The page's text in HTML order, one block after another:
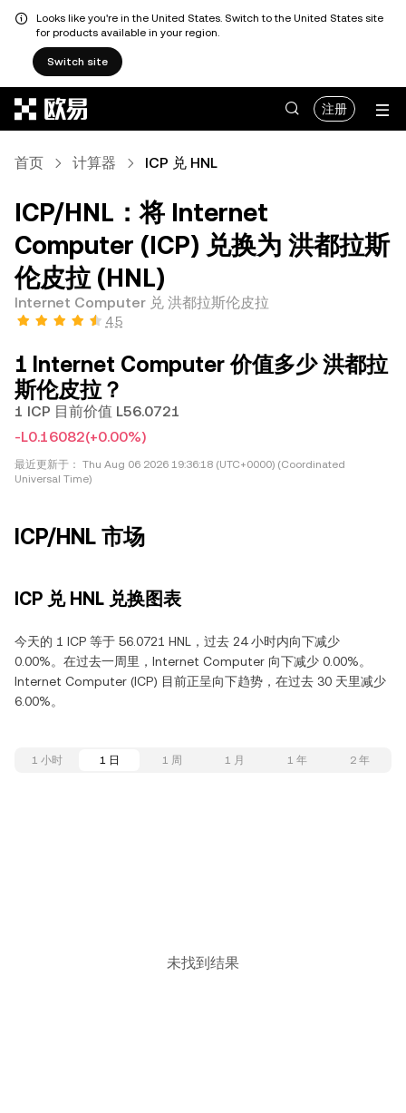
Looks like you're in the United States. Switch to the United States site
for products available in your region.
Switch site
注册
首页 计算器 ICP 兑 HNL
ICP/HNL：将 Internet
Computer (ICP) 兑换为 洪都拉斯
伦皮拉 (HNL)
Internet Computer 兑 洪都拉斯伦皮拉
4.5
1 Internet Computer 价值多少 洪都拉
斯伦皮拉？
1 ICP 目前价值 L56.0721
-L0.16082(+0.00%)
最近更新于： Thu Aug 06 2026 19:36:18 (UTC+0000) (Coordinated
Universal Time)
ICP/HNL 市场
ICP 兑 HNL 兑换图表
今天的 1 ICP 等于 56.0721 HNL，过去 24 小时内向下减少
0.00%。在过去一周里，Internet Computer 向下减少 0.00%。
Internet Computer (ICP) 目前正呈向下趋势，在过去 30 天里减少
6.00%。
1 小时 1 日 1 周 1 月 1 年 2 年
未找到结果